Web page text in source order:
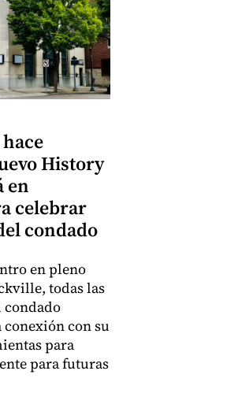
History
en
celebrar
condado
en pleno
todas las
con su
para
para futuras